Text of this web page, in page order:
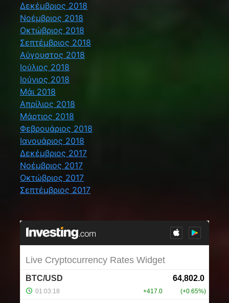
Δεκέμβριος 2018
Νοέμβριος 2018
Οκτώβριος 2018
Σεπτέμβριος 2018
Αύγουστος 2018
Ιούλιος 2018
Ιούνιος 2018
Μάι 2018
Απρίλιος 2018
Μάρτιος 2018
Φεβρουάριος 2018
Ιανουάριος 2018
Δεκέμβριος 2017
Νοέμβριος 2017
Οκτώβριος 2017
Σεπτέμβριος 2017